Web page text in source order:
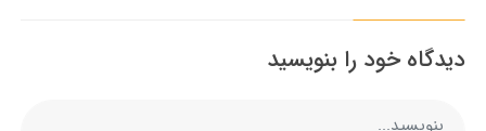
دیدگاه خود را بنویسید